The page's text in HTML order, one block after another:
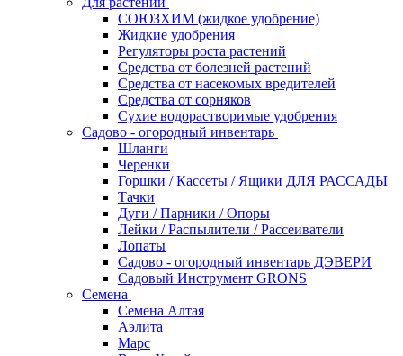
СОЮЗХИМ (жидкое удобрение)
Жидкие удобрения
Регуляторы роста растений
Средства от болезней растений
Средства от насекомых вредителей
Средства от сорняков
Сухие водорастворимые удобрения
Садово - огородный инвентарь
Шланги
Черенки
Горшки / Кассеты / Ящики ДЛЯ РАССАДЫ
Тачки
Дуги / Парники / Опоры
Лейки / Распылители / Рассеиватели
Лопаты
Садово - огородный инвентарь ДЭВЕРИ
Садовый Инструмент GRONS
Семена
Семена Алтая
Аэлита
Марс